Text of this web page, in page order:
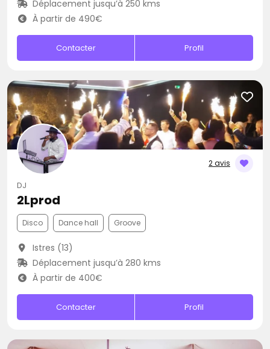
Déplacement jusqu’à 250 kms
À partir de 490€
Contacter Profil
2 avis
DJ
2Lprod
Disco Dance hall Groove
Istres (13)
Déplacement jusqu’à 280 kms
À partir de 400€
Contacter Profil